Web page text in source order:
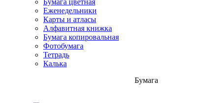
Еженедельники
Карты и атласы
Алфавитная книжка
Бумага копировальная
Фотобумага
Тетрадь
Калька
Бумага